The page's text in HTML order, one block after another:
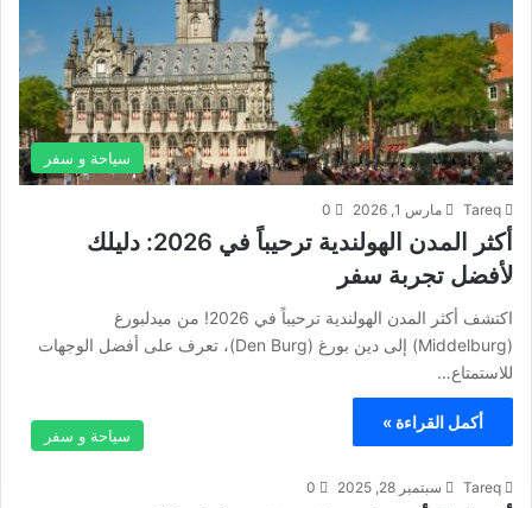
سياحة و سفر
Tareq مارس 1, 2026 0
أكثر المدن الهولندية ترحيباً في 2026: دليلك
لأفضل تجربة سفر
اكتشف أكثر المدن الهولندية ترحيباً في 2026! من ميدلبورغ
(Middelburg) إلى دين بورغ (Den Burg)، تعرف على أفضل الوجهات
للاستمتاع…
أكمل القراءة »
سياحة و سفر
Tareq سبتمبر 28, 2025 0